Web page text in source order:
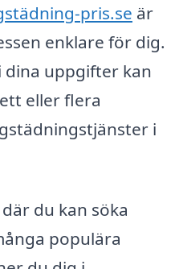
pris.se är
enklare för dig.
dina uppgifter kan
eller flera
i
du kan söka
populära